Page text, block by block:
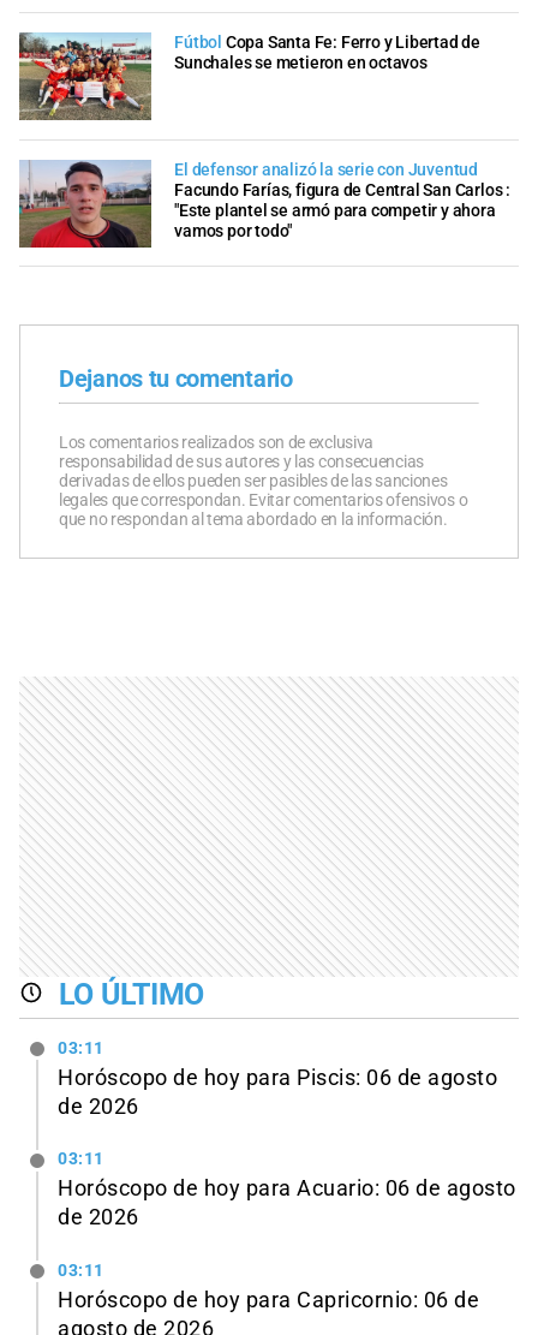
Fútbol Copa Santa Fe: Ferro y Libertad de
Sunchales se metieron en octavos
El defensor analizó la serie con Juventud
Facundo Farías, figura de Central San Carlos :
"Este plantel se armó para competir y ahora
vamos por todo"
Dejanos tu comentario
Los comentarios realizados son de exclusiva
responsabilidad de sus autores y las consecuencias
derivadas de ellos pueden ser pasibles de las sanciones
legales que correspondan. Evitar comentarios ofensivos o
que no respondan al tema abordado en la información.
LO ÚLTIMO
03:11
Horóscopo de hoy para Piscis: 06 de agosto
de 2026
03:11
Horóscopo de hoy para Acuario: 06 de agosto
de 2026
03:11
Horóscopo de hoy para Capricornio: 06 de
agosto de 2026